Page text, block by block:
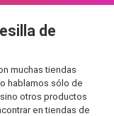
de
muchas tiendas
hablamos sólo de
otros productos
en tiendas de